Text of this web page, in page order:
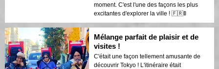
moment. C'est l'une des façons les plus
excitantes d'explorer la ville ! 🇫🇷🚦
Mélange parfait de plaisir et de
visites !
C'était une façon tellement amusante de
découvrir Tokyo ! L'itinéraire était